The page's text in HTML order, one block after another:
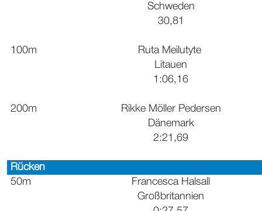
Schweden
30,81
100m
Ruta Meilutyte
Litauen
1:06,16
200m
Rikke Möller Pedersen
Dänemark
2:21,69
Rücken
50m
Francesca Halsall
Großbritannien